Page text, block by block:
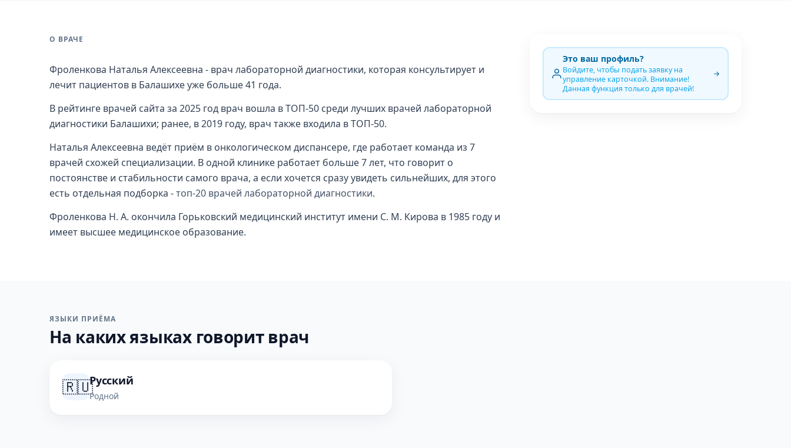
О ВРАЧЕ
Фроленкова Наталья Алексеевна - врач лабораторной диагностики, которая консультирует и
лечит пациентов в Балашихе уже больше 41 года.
В рейтинге врачей сайта за 2025 год врач вошла в ТОП-50 среди лучших врачей лабораторной
диагностики Балашихи; ранее, в 2019 году, врач также входила в ТОП-50.
Наталья Алексеевна ведёт приём в онкологическом диспансере, где работает команда из 7
врачей схожей специализации. В одной клинике работает больше 7 лет, что говорит о
постоянстве и стабильности самого врача, а если хочется сразу увидеть сильнейших, для этого
есть отдельная подборка -топ-20 врачей лабораторной диагностики.
Фроленкова Н. А. окончила Горьковский медицинский институт имени С. М. Кирова в 1985 году и
имеет высшее медицинское образование.
Это ваш профиль?
Войдите, чтобы подать заявку на
управление карточкой. Внимание!
Данная функция только для врачей!
ЯЗЫКИ ПРИЁМА
На каких языках говорит врач
🇷🇺Русский
Родной